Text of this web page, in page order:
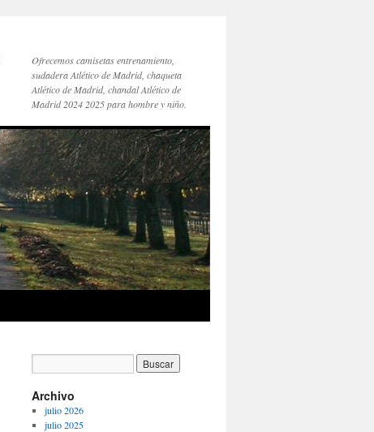
Ofrecemos camisetas entrenamiento,
sudadera Atlético de Madrid, chaqueta
Atlético de Madrid, chandal Atlético de
Madrid 2024 2025 para hombre y niño.
Archivo
julio 2026
julio 2025